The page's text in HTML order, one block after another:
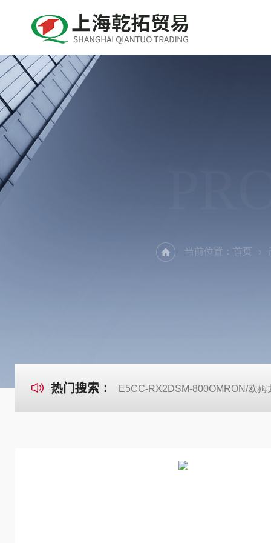
当前位置： 首页
热门搜索： E5CC-RX2DSM-800OMRON/欧